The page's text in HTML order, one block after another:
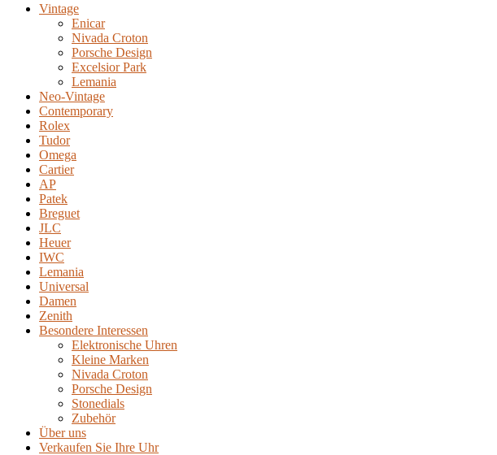
Vintage
Enicar
Nivada Croton
Porsche Design
Excelsior Park
Lemania
Neo-Vintage
Contemporary
Rolex
Tudor
Omega
Cartier
AP
Patek
Breguet
JLC
Heuer
IWC
Lemania
Universal
Damen
Zenith
Besondere Interessen
Elektronische Uhren
Kleine Marken
Nivada Croton
Porsche Design
Stonedials
Zubehör
Über uns
Verkaufen Sie Ihre Uhr